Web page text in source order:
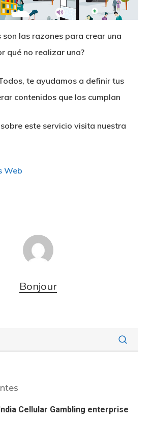
son las razones para crear una
qué no realizar una?
te ayudamos a definir tus
contenidos que los cumplan
este servicio visita nuestra
Web
Bonjour
Cellular Gambling enterprise